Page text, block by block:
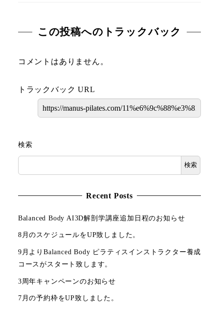
この投稿へのトラックバック
コメントはありません。
トラックバック URL
検索
検索
Recent Posts
Balanced Body AI3D解剖学講座追加日程のお知らせ
8月のスケジュールをUP致しました。
9月よりBalanced Body ピラティスインストラクター養成
コースがスタート致します。
3周年キャンペーンのお知らせ
7月の予約枠をUP致しました。